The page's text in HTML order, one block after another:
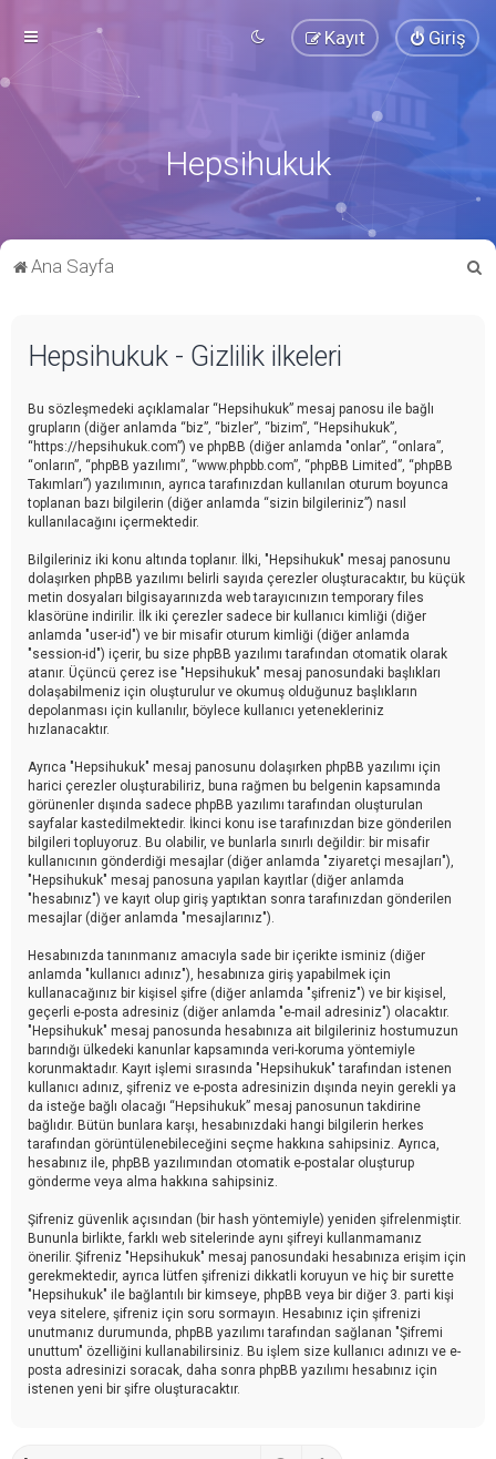
Giriş
Kayıt
Hepsihukuk
Ana Sayfa
Hepsihukuk - Gizlilik ilkeleri
Bu sözleşmedeki açıklamalar “Hepsihukuk” mesaj panosu ile bağlı
grupların (diğer anlamda “biz”, “bizler”, “bizim”, “Hepsihukuk”,
“https://hepsihukuk.com”) ve phpBB (diğer anlamda "onlar”, “onlara”,
“onların”, “phpBB yazılımı”, “www.phpbb.com”, “phpBB Limited”, “phpBB
Takımları”) yazılımının, ayrıca tarafınızdan kullanılan oturum boyunca
toplanan bazı bilgilerin (diğer anlamda “sizin bilgileriniz”) nasıl
kullanılacağını içermektedir.
Bilgileriniz iki konu altında toplanır. İlki, "Hepsihukuk" mesaj panosunu
dolaşırken phpBB yazılımı belirli sayıda çerezler oluşturacaktır, bu küçük
metin dosyaları bilgisayarınızda web tarayıcınızın temporary files
klasörüne indirilir. İlk iki çerezler sadece bir kullanıcı kimliği (diğer
anlamda "user-id") ve bir misafir oturum kimliği (diğer anlamda
"session-id") içerir, bu size phpBB yazılımı tarafından otomatik olarak
atanır. Üçüncü çerez ise "Hepsihukuk" mesaj panosundaki başlıkları
dolaşabilmeniz için oluşturulur ve okumuş olduğunuz başlıkların
depolanması için kullanılır, böylece kullanıcı yetenekleriniz
hızlanacaktır.
Ayrıca "Hepsihukuk" mesaj panosunu dolaşırken phpBB yazılımı için
harici çerezler oluşturabiliriz, buna rağmen bu belgenin kapsamında
görünenler dışında sadece phpBB yazılımı tarafından oluşturulan
sayfalar kastedilmektedir. İkinci konu ise tarafınızdan bize gönderilen
bilgileri topluyoruz. Bu olabilir, ve bunlarla sınırlı değildir: bir misafir
kullanıcının gönderdiği mesajlar (diğer anlamda "ziyaretçi mesajları"),
"Hepsihukuk" mesaj panosuna yapılan kayıtlar (diğer anlamda
"hesabınız") ve kayıt olup giriş yaptıktan sonra tarafınızdan gönderilen
mesajlar (diğer anlamda "mesajlarınız").
Hesabınızda tanınmanız amacıyla sade bir içerikte isminiz (diğer
anlamda "kullanıcı adınız"), hesabınıza giriş yapabilmek için
kullanacağınız bir kişisel şifre (diğer anlamda "şifreniz") ve bir kişisel,
geçerli e-posta adresiniz (diğer anlamda "e-mail adresiniz") olacaktır.
"Hepsihukuk" mesaj panosunda hesabınıza ait bilgileriniz hostumuzun
barındığı ülkedeki kanunlar kapsamında veri-koruma yöntemiyle
korunmaktadır. Kayıt işlemi sırasında "Hepsihukuk" tarafından istenen
kullanıcı adınız, şifreniz ve e-posta adresinizin dışında neyin gerekli ya
da isteğe bağlı olacağı “Hepsihukuk” mesaj panosunun takdirine
bağlıdır. Bütün bunlara karşı, hesabınızdaki hangi bilgilerin herkes
tarafından görüntülenebileceğini seçme hakkına sahipsiniz. Ayrıca,
hesabınız ile, phpBB yazılımından otomatik e-postalar oluşturup
gönderme veya alma hakkına sahipsiniz.
Şifreniz güvenlik açısından (bir hash yöntemiyle) yeniden şifrelenmiştir.
Bununla birlikte, farklı web sitelerinde aynı şifreyi kullanmamanız
önerilir. Şifreniz "Hepsihukuk" mesaj panosundaki hesabınıza erişim için
gerekmektedir, ayrıca lütfen şifrenizi dikkatli koruyun ve hiç bir surette
"Hepsihukuk" ile bağlantılı bir kimseye, phpBB veya bir diğer 3. parti kişi
veya sitelere, şifreniz için soru sormayın. Hesabınız için şifrenizi
unutmanız durumunda, phpBB yazılımı tarafından sağlanan "Şifremi
unuttum" özelliğini kullanabilirsiniz. Bu işlem size kullanıcı adınızı ve e-
posta adresinizi soracak, daha sonra phpBB yazılımı hesabınız için
istenen yeni bir şifre oluşturacaktır.